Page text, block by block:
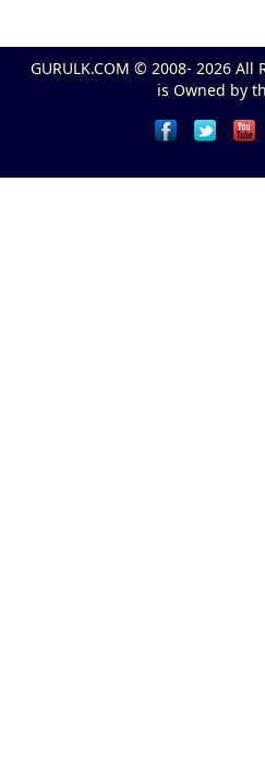
GURULK.COM © 2008- 2026
is Owned by